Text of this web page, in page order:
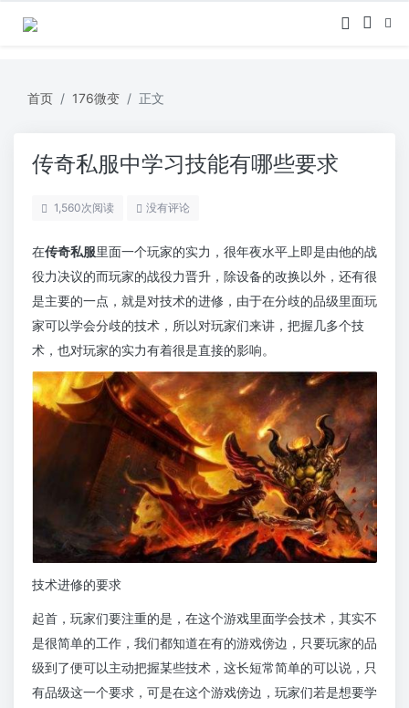
首页 176微变 正文
传奇私服中学习技能有哪些要求
1,560次阅读 没有评论
在传奇私服里面一个玩家的实力，很年夜水平上即是由他的战
役力决议的而玩家的战役力晋升，除设备的改换以外，还有很
是主要的一点，就是对技术的进修，由于在分歧的品级里面玩
家可以学会分歧的技术，所以对玩家们来讲，把握几多个技
术，也对玩家的实力有着很是直接的影响。
技术进修的要求
起首，玩家们要注重的是，在这个游戏里面学会技术，其实不
是很简单的工作，我们都知道在有的游戏傍边，只要玩家的品
级到了便可以主动把握某些技术，这长短常简单的可以说，只
有品级这一个要求，可是在这个游戏傍边，玩家们若是想要学